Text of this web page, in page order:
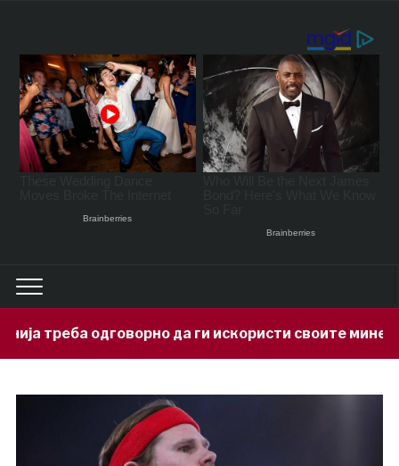
да ги искористи своите минерални богатства